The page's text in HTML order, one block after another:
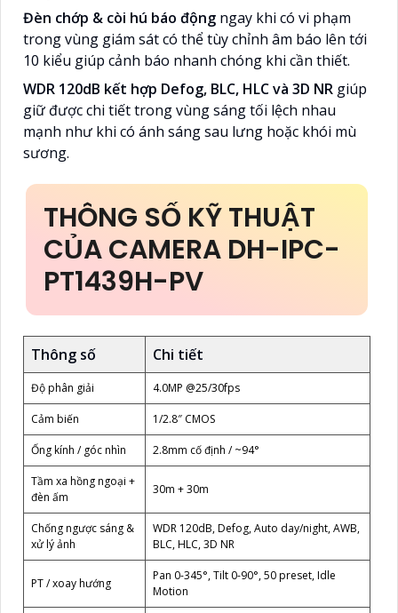
Đèn chớp & còi hú báo động ngay khi có vi phạm
trong vùng giám sát có thể tùy chỉnh âm báo lên tới
10 kiểu giúp cảnh báo nhanh chóng khi cần thiết.
WDR 120dB kết hợp Defog, BLC, HLC và 3D NR giúp
giữ được chi tiết trong vùng sáng tối lệch nhau
mạnh như khi có ánh sáng sau lưng hoặc khói mù
sương.
THÔNG SỐ KỸ THUẬT
CỦA CAMERA DH-IPC-
PT1439H-PV
Thông số Chi tiết
Độ phân giải 4.0MP @25/30fps
Cảm biến 1/2.8″ CMOS
Ống kính / góc nhìn 2.8mm cố định / ~94°
Tầm xa hồng ngoại +
đèn ấm
30m + 30m
Chống ngược sáng &
xử lý ảnh
WDR 120dB, Defog, Auto day/night, AWB,
BLC, HLC, 3D NR
PT / xoay hướng
Pan 0-345°, Tilt 0-90°, 50 preset, Idle
Motion